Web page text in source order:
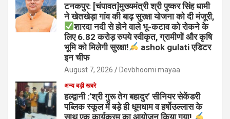
टनकपुर: [चंपावत]मुख्यमंत्री श्री पुष्कर सिंह धामी
ने खेतखेड़ा गांव की बाढ़ सुरक्षा योजना को दी मंजूरी,
शारदा नदी से होने वाले भू-कटाव को रोकने के
लिए 6.82 करोड़ रुपये स्वीकृत, ग्रामीणों और कृषि
भूमि को मिलेगी सुरक्षा!
ashok gulati एडिटर
इन चीफ
August 7, 2026 Devbhoomi mayaa
अन्य बड़ी खबरे
हल्द्वानी :’श्री गुरू तेग बहादुर’ सीनियर सेकेंडरी
पब्लिक स्कूल में बड़े ही धूमधाम व हर्षोउल्लास के
साथ एक कार्यक्रम का आयोजन किया गया!